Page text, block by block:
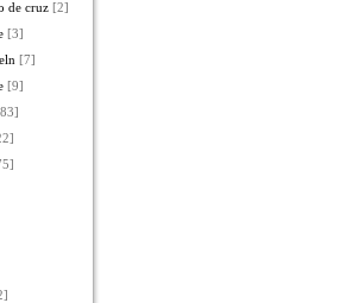
de cruz [2]
[3]
[7]
[9]